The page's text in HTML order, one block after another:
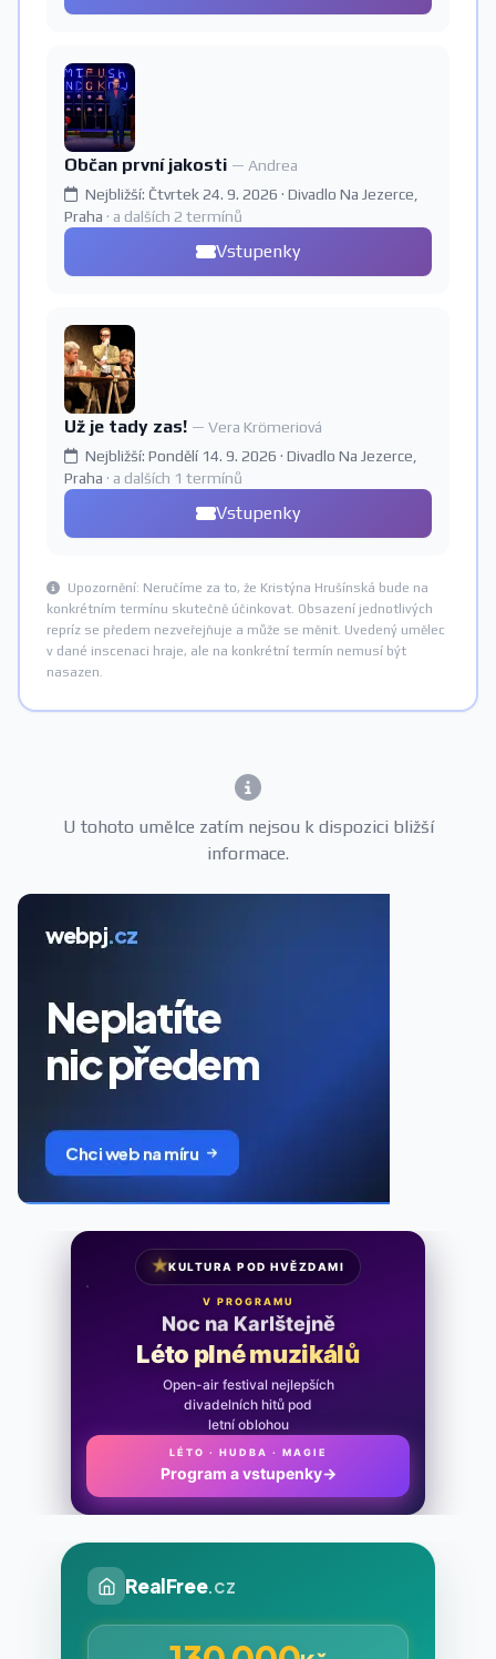
Občan první jakosti — Andrea
Nejbližší: Čtvrtek 24. 9. 2026 · Divadlo Na Jezerce,
Praha · a dalších 2 termínů
Vstupenky
Už je tady zas! — Vera Krömeriová
Nejbližší: Pondělí 14. 9. 2026 · Divadlo Na Jezerce,
Praha · a dalších 1 termínů
Vstupenky
Upozornění: Neručíme za to, že Kristýna Hrušínská bude na
konkrétním termínu skutečně účinkovat. Obsazení jednotlivých
repríz se předem nezveřejňuje a může se měnit. Uvedený umělec
v dané inscenaci hraje, ale na konkrétní termín nemusí být
nasazen.
U tohoto umělce zatím nejsou k dispozici bližší
informace.
★KULTURA POD HVĚZDAMI
V PROGRAMU
Noc na Karlštejně
Léto plné muzikálů
Open-air festival nejlepších
divadelních hitů pod
letní oblohou
LÉTO · HUDBA · MAGIE
Program a vstupenky →
RealFree.cz